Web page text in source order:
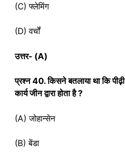
(C) फ्लेमिंग
(D) वर्चों
उत्तर- (A)
प्रश्‍न40. किसने बतलाया था कि
कार्य जीन द्वारा होता है ?
(A) जोहान्सेन
(B) बेंडा